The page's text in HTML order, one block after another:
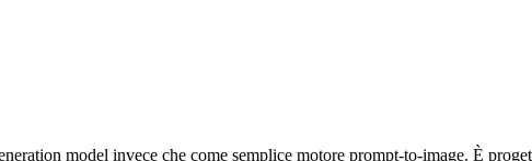
model invece che come semplice motore prompt-to-image. È